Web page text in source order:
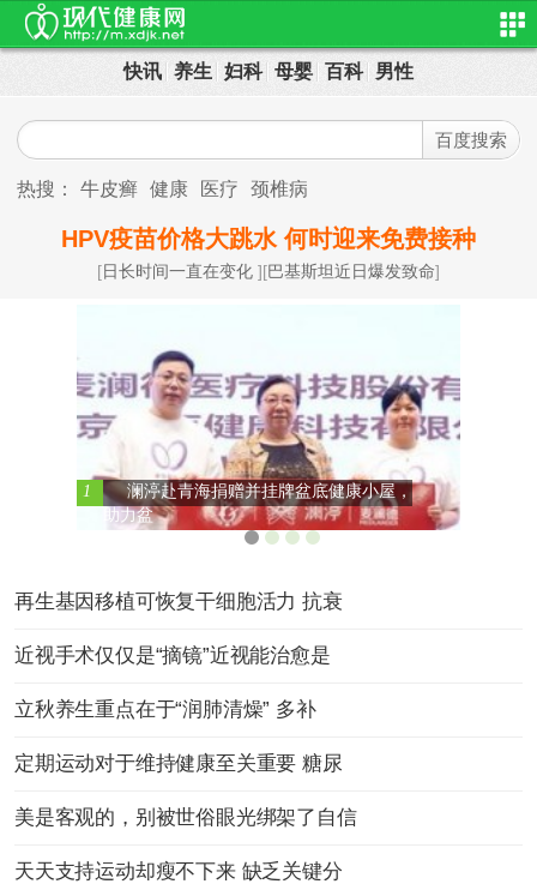
快讯 养生 妇科 母婴 百科 男性
热搜： 牛皮癣 健康 医疗 颈椎病
HPV疫苗价格大跳水 何时迎来免费接种
[日长时间一直在变化 ][巴基斯坦近日爆发致命]
1
澜渟赴青海捐赠并挂牌盆底健康小屋，
助力盆
再生基因移植可恢复干细胞活力 抗衰
近视手术仅仅是“摘镜”近视能治愈是
立秋养生重点在于“润肺清燥” 多补
定期运动对于维持健康至关重要 糖尿
美是客观的，别被世俗眼光绑架了自信
天天支持运动却瘦不下来 缺乏关键分